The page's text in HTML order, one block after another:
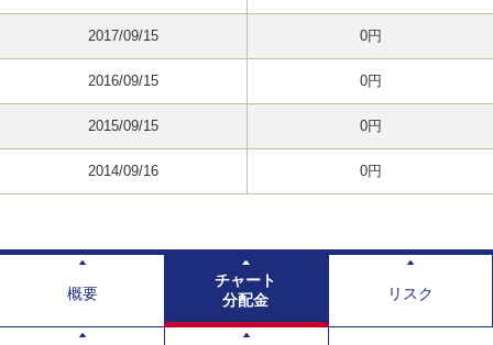
2017/09/15 0円
2016/09/15 0円
2015/09/15 0円
2014/09/16 0円
概要
チャート
分配金
リスク